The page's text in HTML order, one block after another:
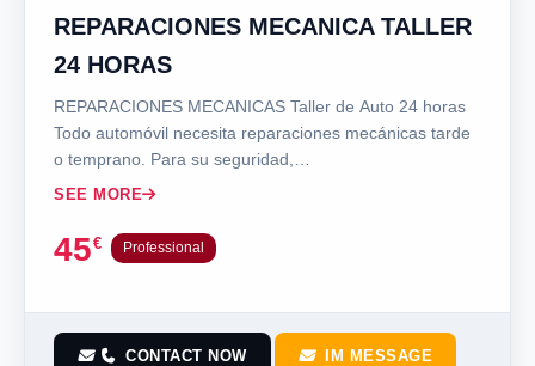
REPARACIONES MECANICA TALLER
24 HORAS
REPARACIONES MECANICAS Taller de Auto 24 horas
Todo automóvil necesita reparaciones mecánicas tarde
o temprano. Para su seguridad,…
SEE MORE
45€ Professional
CONTACT NOW IM MESSAGE